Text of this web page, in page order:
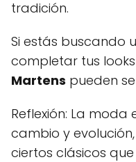
tradición.
Si estás buscando
completar tus
Martens pueden
Reflexión: La
cambio y
ciertos clásicos